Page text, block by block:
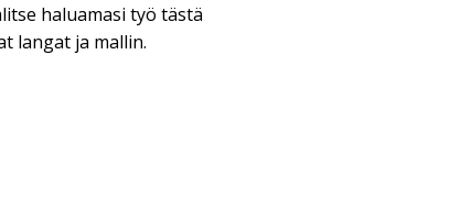
haluamasi työ tästä
langat ja mallin.